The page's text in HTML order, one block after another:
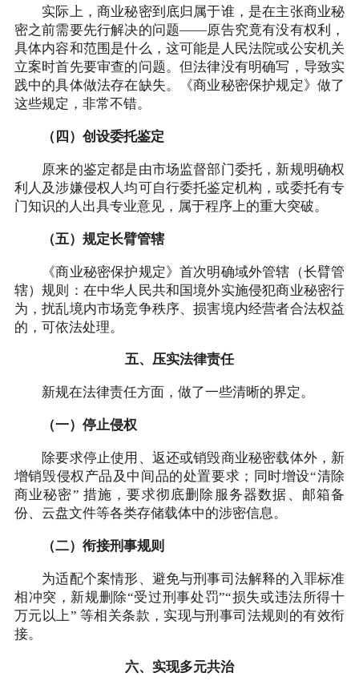
实际上，商业秘密到底归属于谁，是在主张商业秘
密之前需要先行解决的问题——原告究竟有没有权利，
具体内容和范围是什么，这可能是人民法院或公安机关
立案时首先要审查的问题。但法律没有明确写，导致实
践中的具体做法存在缺失。《商业秘密保护规定》做了
这些规定，非常不错。
（四）创设委托鉴定
原来的鉴定都是由市场监督部门委托，新规明确权
利人及涉嫌侵权人均可自行委托鉴定机构，或委托有专
门知识的人出具专业意见，属于程序上的重大突破。
（五）规定长臂管辖
《商业秘密保护规定》首次明确域外管辖（长臂管
辖）规则：在中华人民共和国境外实施侵犯商业秘密行
为，扰乱境内市场竞争秩序、损害境内经营者合法权益
的，可依法处理。
五、压实法律责任
新规在法律责任方面，做了一些清晰的界定。
（一）停止侵权
除要求停止使用、返还或销毁商业秘密载体外，新
增销毁侵权产品及中间品的处置要求；同时增设“清除
商业秘密” 措施，要求彻底删除服务器数据、邮箱备
份、云盘文件等各类存储载体中的涉密信息。
（二）衔接刑事规则
为适配个案情形、避免与刑事司法解释的入罪标准
相冲突，新规删除“受过刑事处罚”“损失或违法所得十
万元以上” 等相关条款，实现与刑事司法规则的有效衔
接。
六、实现多元共治